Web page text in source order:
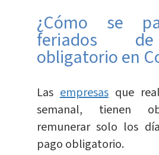
¿Cómo se
feriados
obligatorio en
Lasempresasque
semanal, tienen
remunerar solo los
pago obligatorio.